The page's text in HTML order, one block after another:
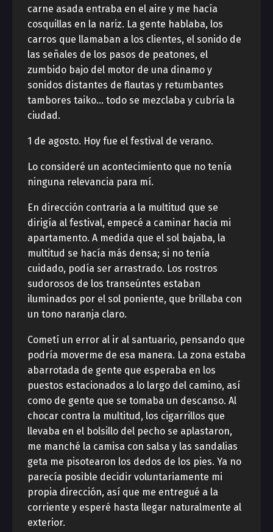
carne asada entraba en el aire y me hacía
cosquillas en la nariz. La gente hablaba, los
carros que llamaban a los clientes, el sonido de
las señales de los pasos de peatones, el
zumbido bajo del motor de una dinamo y
sonidos distantes de flautas y retumbantes
tambores taiko… todo se mezclaba y cubría la
ciudad.
1 de agosto. Hoy fue el festival de verano.
Lo consideré un acontecimiento que no tenía
ninguna relevancia para mí.
En dirección contraria a la multitud que se
dirigía al festival, empecé a caminar hacia mi
apartamento. A medida que el sol bajaba, la
multitud se hacía más densa; si no tenía
cuidado, podía ser arrastrado. Los rostros
sudorosos de los transeúntes estaban
iluminados por el sol poniente, que brillaba con
un tono naranja claro.
Cometí un error al ir al santuario, pensando que
podría moverme de esa manera. La zona estaba
abarrotada de gente que esperaba en los
puestos estacionados a lo largo del camino, así
como de gente que se tomaba un descanso. Al
chocar contra la multitud, los cigarrillos que
llevaba en el bolsillo del pecho se aplastaron,
me manché la camisa con salsa y las sandalias
geta me pisotearon los dedos de los pies. Ya no
parecía posible decidir voluntariamente mi
propia dirección, así que me entregué a la
corriente y esperé hasta llegar naturalmente al
exterior.